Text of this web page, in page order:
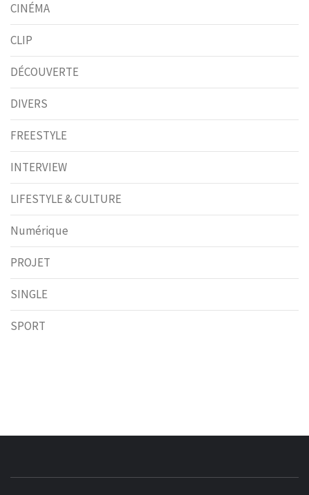
CINÉMA
CLIP
DÉCOUVERTE
DIVERS
FREESTYLE
INTERVIEW
LIFESTYLE & CULTURE
Numérique
PROJET
SINGLE
SPORT